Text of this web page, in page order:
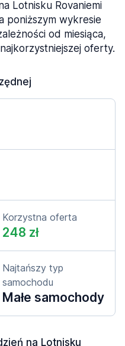
Lotnisku Rovaniemi
poniższym wykresie
od miesiąca,
oferty.
Korzystna oferta
248 zł
Najtańszy typ
samochodu
Małe samochody
na Lotnisku